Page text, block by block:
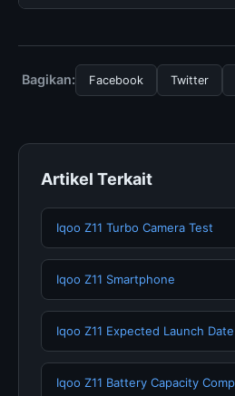
tersembunyi atau langganan
resmi kami secara berkala. Kami
konten dengan informasi terkini
Bagikan: Facebook Twitter
Artikel Terkait
Iqoo Z11 Turbo Camera Test
Iqoo Z11 Smartphone
Iqoo Z11 Expected Launch
Iqoo Z11 Battery Capacity